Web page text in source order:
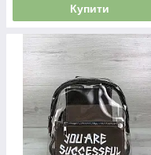
Купити